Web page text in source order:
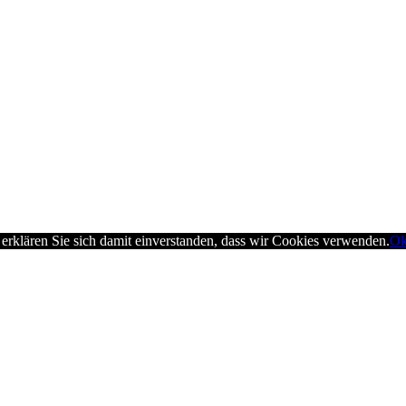
Sie sich damit einverstanden, dass wir Cookies verwenden.